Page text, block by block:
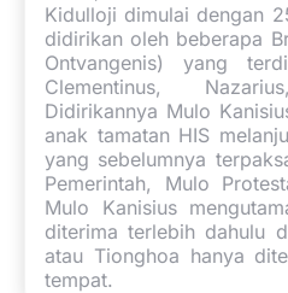
Kidulloji dimulai dengan
didirikan oleh beberapa
Ontvangenis) yang
Clementinus,
Didirikannya Mulo
anak tamatan HIS
yang sebelumnya
Pemerintah, Mulo
Mulo Kanisius
diterima terlebih dahulu
atau Tionghoa hanya
tempat.